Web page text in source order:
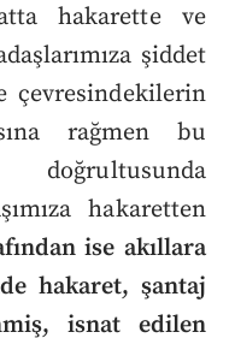
hakarette ve
şiddet
çevresindekilerin
rağmen bu
hakaretten
ise akıllara
hakaret, şantaj
isnat edilen